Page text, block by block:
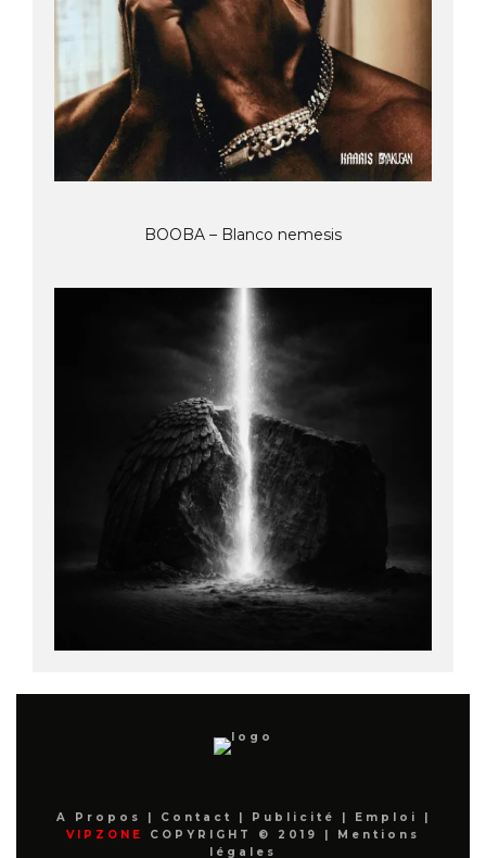
BOOBA – Blanco nemesis
A Propos | Contact | Publicité | Emploi
|
VIPZONE
COPYRIGHT © 2019 |
Mentions
légales